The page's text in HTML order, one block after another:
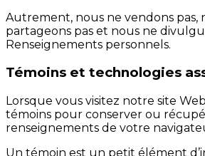
Autrement, nous ne vendons pas,
partageons pas et nous ne
Renseignements personnels.
Témoins et technologies
Lorsque vous visitez notre site
témoins pour conserver ou
renseignements de votre
Un témoin est un petit élément